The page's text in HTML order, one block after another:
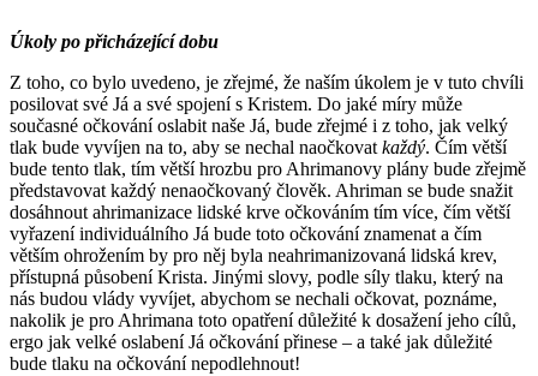
Úkoly po přicházející dobu
Z toho, co bylo uvedeno, je zřejmé, že naším úkolem je v tuto chvíli
posilovat své Já a své spojení s Kristem. Do jaké míry může
současné očkování oslabit naše Já, bude zřejmé i z toho, jak velký
tlak bude vyvíjen na to, aby se nechal naočkovat každý. Čím větší
bude tento tlak, tím větší hrozbu pro Ahrimanovy plány bude zřejmě
představovat každý nenaočkovaný člověk. Ahriman se bude snažit
dosáhnout ahrimanizace lidské krve očkováním tím více, čím větší
vyřazení individuálního Já bude toto očkování znamenat a čím
větším ohrožením by pro něj byla neahrimanizovaná lidská krev,
přístupná působení Krista. Jinými slovy, podle síly tlaku, který na
nás budou vlády vyvíjet, abychom se nechali očkovat, poznáme,
nakolik je pro Ahrimana toto opatření důležité k dosažení jeho cílů,
ergo jak velké oslabení Já očkování přinese – a také jak důležité
bude tlaku na očkování nepodlehnout!